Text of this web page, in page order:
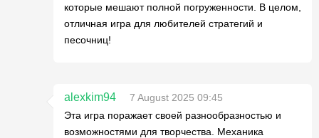
которые мешают полной погруженности. В целом,
отличная игра для любителей стратегий и
песочниц!
alexkim94
7 August 2025 09:45
Эта игра поражает своей разнообразностью и
возможностями для творчества. Механика